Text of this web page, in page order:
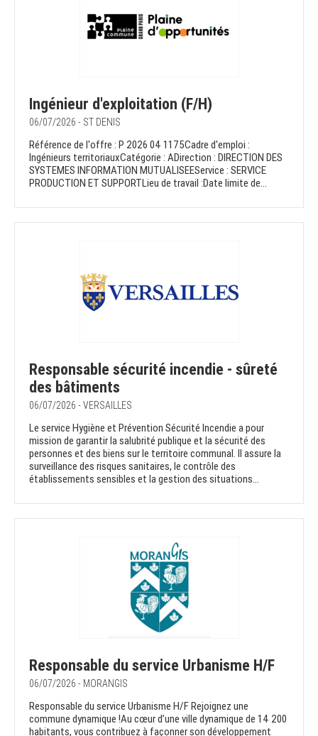
Ingénieur d'exploitation (F/H)
06/07/2026 - ST DENIS
Référence de l'offre : P 2026 04 1175Cadre d'emploi :
Ingénieurs territoriauxCatégorie : ADirection : DIRECTION DES
SYSTEMES INFORMATION MUTUALISEEService : SERVICE
PRODUCTION ET SUPPORTLieu de travail :Date limite de...
Responsable sécurité incendie - sûreté
des bâtiments
06/07/2026 - VERSAILLES
Le service Hygiène et Prévention Sécurité Incendie a pour
mission de garantir la salubrité publique et la sécurité des
personnes et des biens sur le territoire communal. Il assure la
surveillance des risques sanitaires, le contrôle des
établissements sensibles et la gestion des situations...
Responsable du service Urbanisme H/F
06/07/2026 - MORANGIS
Responsable du service Urbanisme H/F Rejoignez une
commune dynamique !Au cœur d’une ville dynamique de 14 200
habitants, vous contribuez à façonner son développement